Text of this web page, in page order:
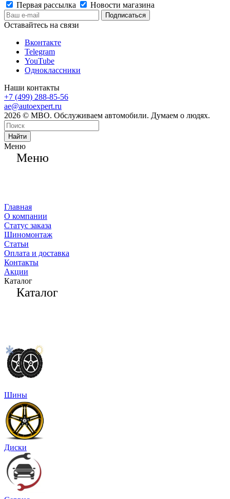
Первая рассылка
Новости магазина
Оставайтесь на связи
Вконтакте
Telegram
YouTube
Одноклассники
Наши контакты
+7 (499) 288-85-56
ae@autoexpert.ru
2026 © МВО. Обслуживаем автомобили. Думаем о людях.
Найти
Меню
Меню
Главная
О компании
Статус заказа
Шиномонтаж
Статьи
Оплата и доставка
Контакты
Акции
Каталог
Каталог
Шины
Диски